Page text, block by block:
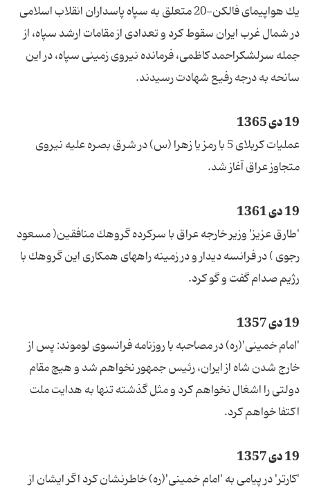
یك هواپیمای فالكن-20 متعلق به سپاه پاسداران انقلاب اسلامی
در شمال غرب ایران سقوط كرد و تعدادی از مقامات ارشد سپاه، از
جمله سرلشكراحمد كاظمی، فرمانده نیروی زمینی سپاه، در این
سانحه به درجه رفیع شهادت رسیدند.
19 دی 1365
عملیات كربلای 5 با رمز یا زهرا (س) در شرق بصره علیه نیروی
متجاوز عراق آغاز شد.
19 دی 1361
'طارق عزیز' وزیر خارجه عراق با سركرده گروهك منافقین( مسعود
رجوی ) در فرانسه دیدار و در زمینه راههای همكاری این گروهك با
رژیم صدام گفت و گو كرد.
19 دی 1357
'امام خمینی'(ره) در مصاحبه با روزنامه فرانسوی لوموند: پس از
خارج شدن شاه از ایران، رئیس جمهور نخواهم شد و هیچ مقام
دولتی را اشغال نخواهم كرد و مثل گذشته تنها به هدایت ملت
اكتفا خواهم كرد.
19 دی 1357
'كارتر' در پیامی به 'امام خمینی'(ره) خاطرنشان كرد اگر ایشان از